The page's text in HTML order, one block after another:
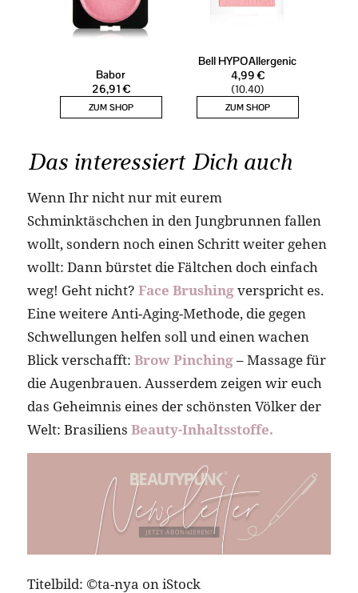
Das interessiert Dich auch
Wenn Ihr nicht nur mit eurem
Schminktäschchen in den Jungbrunnen fallen
wollt, sondern noch einen Schritt weiter gehen
wollt: Dann bürstet die Fältchen doch einfach
weg! Geht nicht? Face Brushing verspricht es.
Eine weitere Anti-Aging-Methode, die gegen
Schwellungen helfen soll und einen wachen
Blick verschafft: Brow Pinching – Massage für
die Augenbrauen. Ausserdem zeigen wir euch
das Geheimnis eines der schönsten Völker der
Welt: Brasiliens Beauty-Inhaltsstoffe.
Titelbild: ©ta-nya on iStock